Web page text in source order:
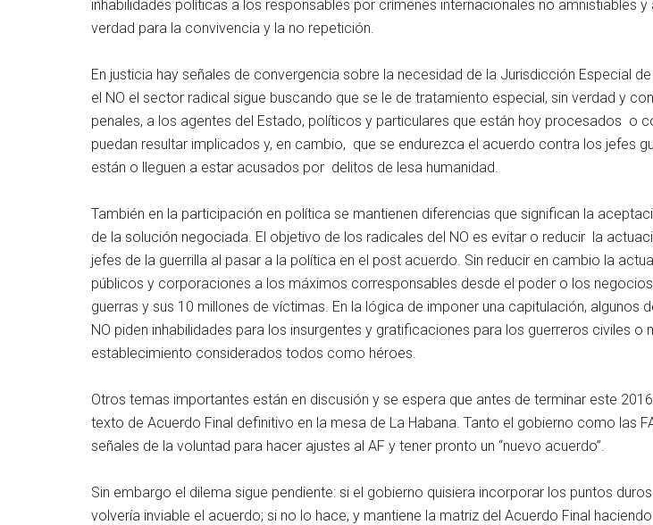
inhabilidades políticas a los responsables por crímenes internacionales no amnistiables y
verdad para la convivencia y la no repetición.
En justicia hay señales de convergencia sobre la necesidad de la Jurisdicción Especial
el NO el sector radical sigue buscando que se le de tratamiento especial, sin verdad y
penales, a los agentes del Estado, políticos y particulares que están hoy procesados o
puedan resultar implicados y, en cambio, que se endurezca el acuerdo contra los jefes
están o lleguen a estar acusados por delitos de lesa humanidad.
También en la participación en política se mantienen diferencias que significan la
de la solución negociada. El objetivo de los radicales del NO es evitar o reducir la
jefes de la guerrilla al pasar a la política en el post acuerdo. Sin reducir en cambio la
públicos y corporaciones a los máximos corresponsables desde el poder o los
guerras y sus 10 millones de víctimas. En la lógica de imponer una capitulación, algunos
NO piden inhabilidades para los insurgentes y gratificaciones para los guerreros civiles o
establecimiento considerados todos como héroes.
Otros temas importantes están en discusión y se espera que antes de terminar este
texto de Acuerdo Final definitivo en la mesa de La Habana. Tanto el gobierno como las
señales de la voluntad para hacer ajustes al AF y tener pronto un “nuevo acuerdo”.
Sin embargo el dilema sigue pendiente: si el gobierno quisiera incorporar los puntos
volvería inviable el acuerdo; si no lo hace, y mantiene la matriz del Acuerdo Final